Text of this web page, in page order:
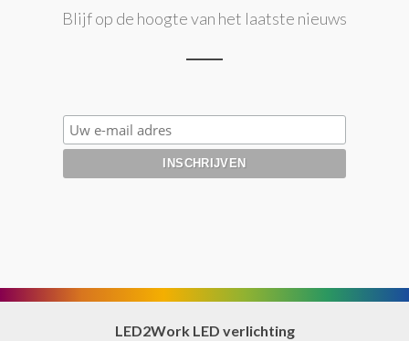
Blijf op de hoogte van het laatste nieuws
LED2Work LED verlichting